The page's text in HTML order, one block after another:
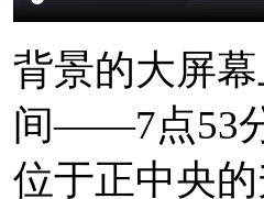
除了探
物贩外
喱】(附
透明贴
背景的大屏
间——7点53
位于正中央